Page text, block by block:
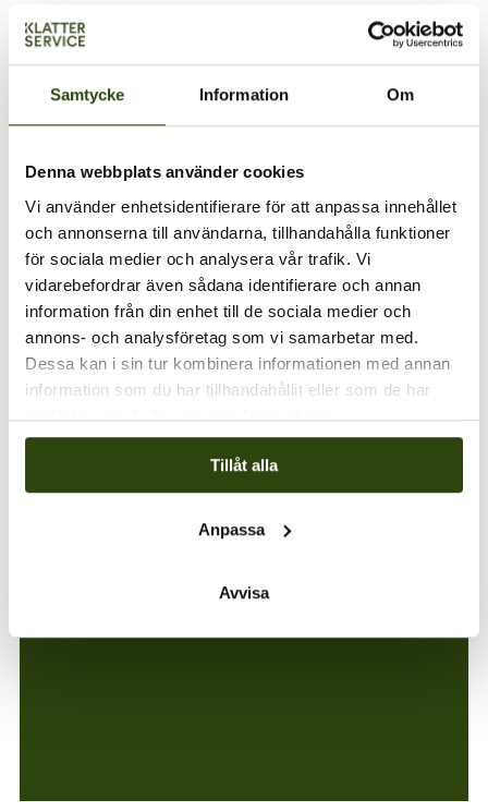
Samtycke Information Om
Denna webbplats använder cookies
Vi använder enhetsidentifierare för att anpassa innehållet
och annonserna till användarna, tillhandahålla funktioner
för sociala medier och analysera vår trafik. Vi
vidarebefordrar även sådana identifierare och annan
information från din enhet till de sociala medier och
annons- och analysföretag som vi samarbetar med.
Dessa kan i sin tur kombinera informationen med annan
information som du har tillhandahållit eller som de har
samlat in när du har använt deras tjänster.
Tillåt alla
Anpassa
Avvisa
Hör av dig till
oss
Vill du veta mer om fogning & glas eller om
våra andra tjänster?
Kontakta oss